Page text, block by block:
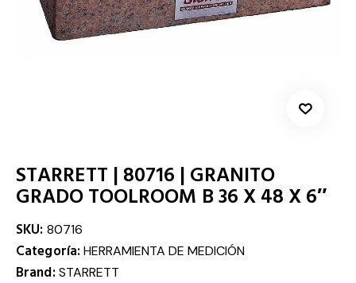
STARRETT | 80716 | GRANITO
GRADO TOOLROOM B 36 X 48 X 6″
SKU: 80716
Categoría:HERRAMIENTA DE MEDICIÓN
Brand: STARRETT